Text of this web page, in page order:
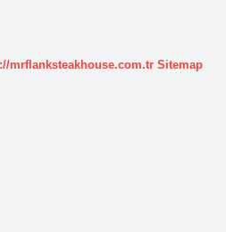
mrflanksteakhouse.com.tr Sitemap